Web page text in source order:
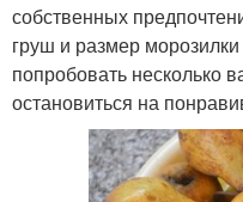
собственных
груш и размер
попробовать несколько
остановиться на